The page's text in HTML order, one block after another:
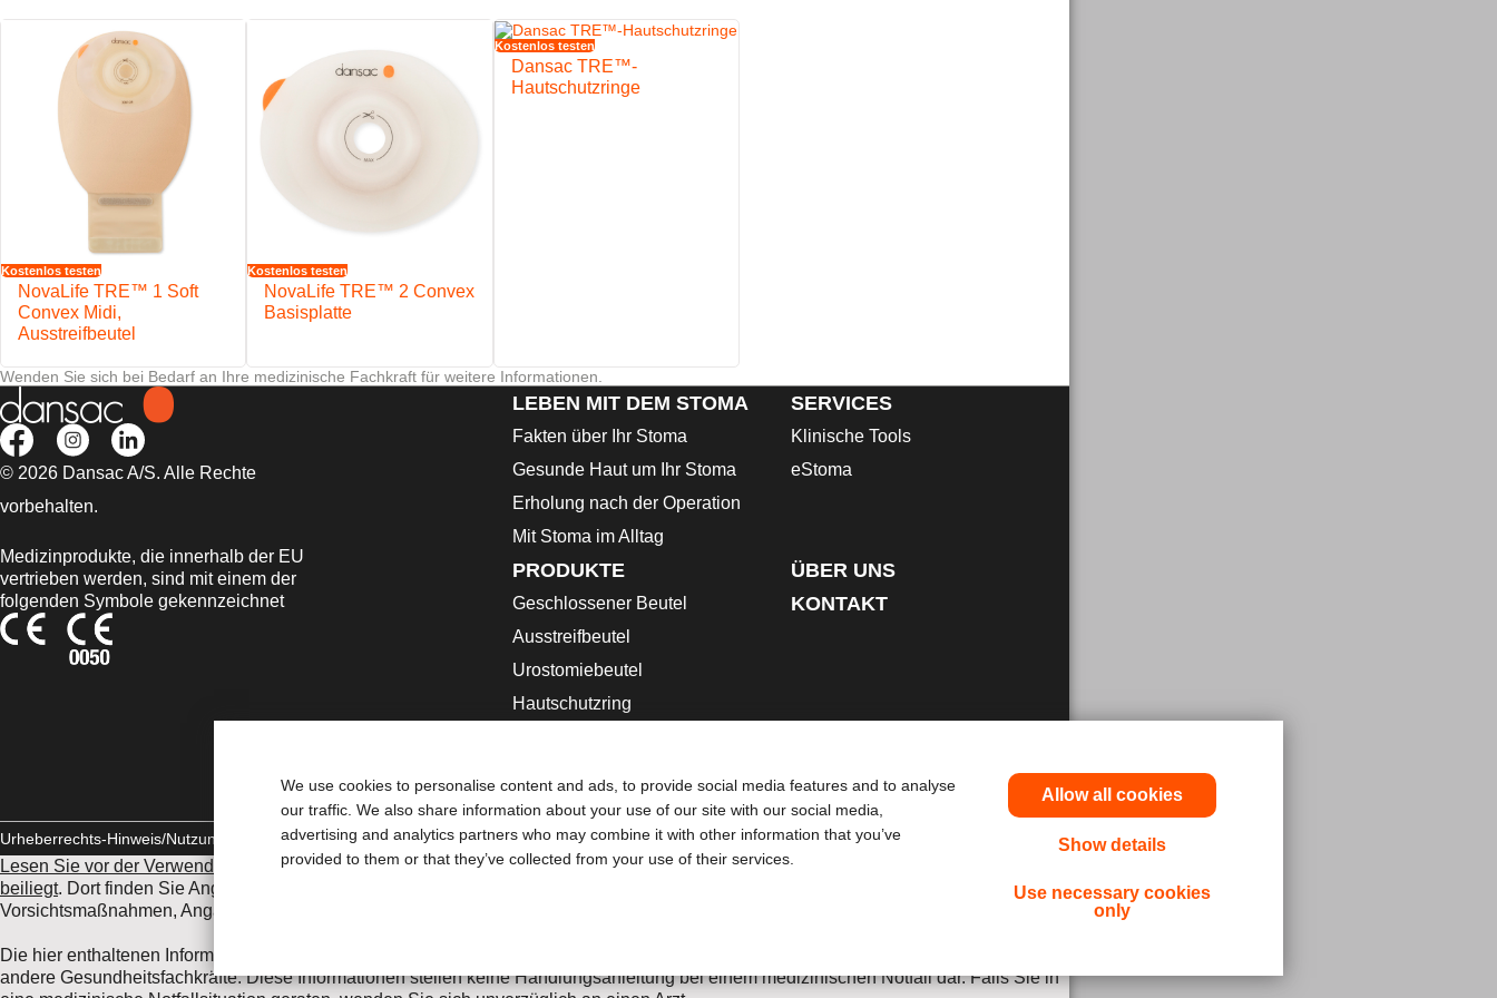
We use cookies to personalise content and ads, to provide social media features and to analyse
our traffic. We also share information about your use of our site with our social media,
advertising and analytics partners who may combine it with other information that you’ve
provided to them or that they’ve collected from your use of their services.
Allow all cookies
Show details
Use necessary cookies
only
Sichere VELCRO®-Klettverschlüsse
Weicher, wasserabweisender Vliesstoffüberzug
Der NovaLife™-Filter hilft, das Risiko des Aufblähens des Beutels zu minimieren
Das EasiView™ Sichtfenster unterstützt eine einfache Beobachtung des Stomas
Kostenlos testen
NovaLife TRE™ 1 Soft
Convex Midi,
Ausstreifbeutel
Kostenlos testen
NovaLife TRE™ 2 Convex
Basisplatte
Kostenlos testen
Dansac TRE™-
Hautschutzringe
Wenden Sie sich bei Bedarf an Ihre medizinische Fachkraft für weitere Informationen.
© 2026 Dansac A/S. Alle Rechte
vorbehalten.
Medizinprodukte, die innerhalb der EU
vertrieben werden, sind mit einem der
folgenden Symbole gekennzeichnet
LEBEN MIT DEM STOMA
Fakten über Ihr Stoma
Gesunde Haut um Ihr Stoma
Erholung nach der Operation
Mit Stoma im Alltag
SERVICES
Klinische Tools
eStoma
PRODUKTE
Geschlossener Beutel
Ausstreifbeutel
Urostomiebeutel
Hautschutzring
Sicherheitsdatenblätter
ÜBER UNS
KONTAKT
Urheberrechts-Hinweis/Nutzungsbedingungen Impressum Datenschutz-Bestimmungen Umgang mit Cookies
Lesen Sie vor der Verwendung der angeführten Produkte unbedingt die gesamte Gebrauchsanweisung, die dem jeweiligen Produkt
beiliegt. Dort finden Sie Angaben zum Verwendungszweck, eine Beschreibung, Kontraindikationen, Warnhinweise,
Vorsichtsmaßnahmen, Angaben zu unerwünschten Ereignissen und die Gebrauchsanweisung.
Die hier enthaltenen Informationen stellen keine medizinische Beratung dar und ersetzen nicht die Beratung durch Ihren Hausarzt oder
andere Gesundheitsfachkräfte. Diese Informationen stellen keine Handlungsanleitung bei einem medizinischen Notfall dar. Falls Sie in